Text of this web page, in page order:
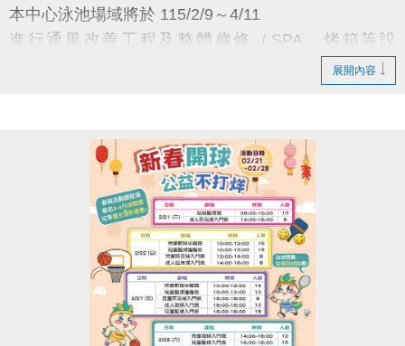
https://www.lzsports.com.tw/zh_TW/news/pageID/1/
-FB : 桃園市蘆竹國民運動中心
獎品替代之，得獎者不得異議。
※ 若原定獎項因故無法提供，得另以等值獎品替代
之，得獎者不得異議
※ 場地預約時段及活動詳細規則請見活動海報內容
※ 本中心保有活動最終變更及修改之權利
※ 如有其他未盡事宜，本中心有權補充或修正
※ 折抵票劵皆有使用期限，使用時請注意並於期限內
本中心泳池場域將於 115/2/9～4/11
進行通風改善工程及整體歲修（SPA、烤箱等設
補償措施：月卡、貴賓劵、優惠劵順延、
課程退費或調整，其他請洽櫃檯協助。
造成不便，敬請見諒，感謝您的理解與支持
蘆竹國民運動中心 敬啟
展開內容